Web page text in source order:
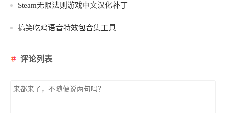
Steam无限法则游戏中文汉化补丁
搞笑吃鸡语音特效包合集工具
评论列表